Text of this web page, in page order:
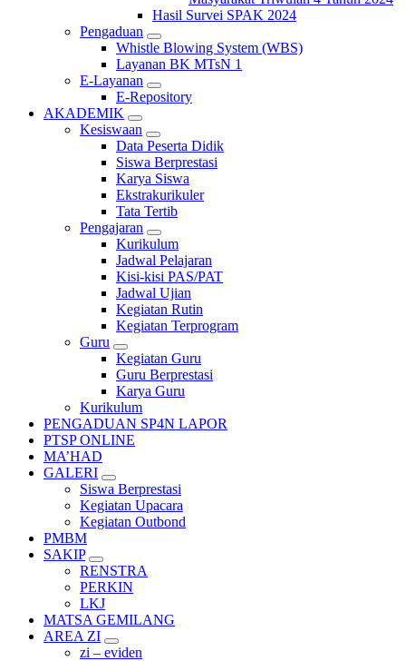
Hasil Survei SPAK 2024
Pengaduan
Whistle Blowing System (WBS)
Layanan BK MTsN 1
E-Layanan
E-Repository
AKADEMIK
Kesiswaan
Data Peserta Didik
Siswa Berprestasi
Karya Siswa
Ekstrakurikuler
Tata Tertib
Pengajaran
Kurikulum
Jadwal Pelajaran
Kisi-kisi PAS/PAT
Jadwal Ujian
Kegiatan Rutin
Kegiatan Terprogram
Guru
Kegiatan Guru
Guru Berprestasi
Karya Guru
Kurikulum
PENGADUAN SP4N LAPOR
PTSP ONLINE
MA’HAD
GALERI
Siswa Berprestasi
Kegiatan Upacara
Kegiatan Outbond
PMBM
SAKIP
RENSTRA
PERKIN
LKJ
MATSA GEMILANG
AREA ZI
zi – eviden